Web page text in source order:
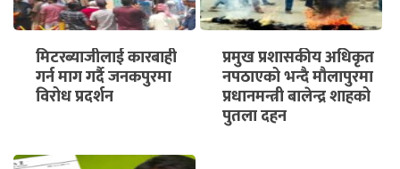
मिटरब्याजीलाई कारबाही
गर्न माग गर्दै जनकपुरमा
विरोध प्रदर्शन
प्रमुख प्रशासकीय अधिकृत
नपठाएको भन्दै मौलापुरमा
प्रधानमन्त्री बालेन्द्र शाहको
पुतला दहन